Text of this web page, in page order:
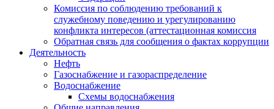
Комиссия по соблюдению требований к
служебному поведению и урегулированию
конфликта интересов (аттестационная комиссия
Обратная связь для сообщения о фактах коррупции
Деятельность
Нефть
Газоснабжение и газораспределение
Водоснабжение
Схемы водоснабжения